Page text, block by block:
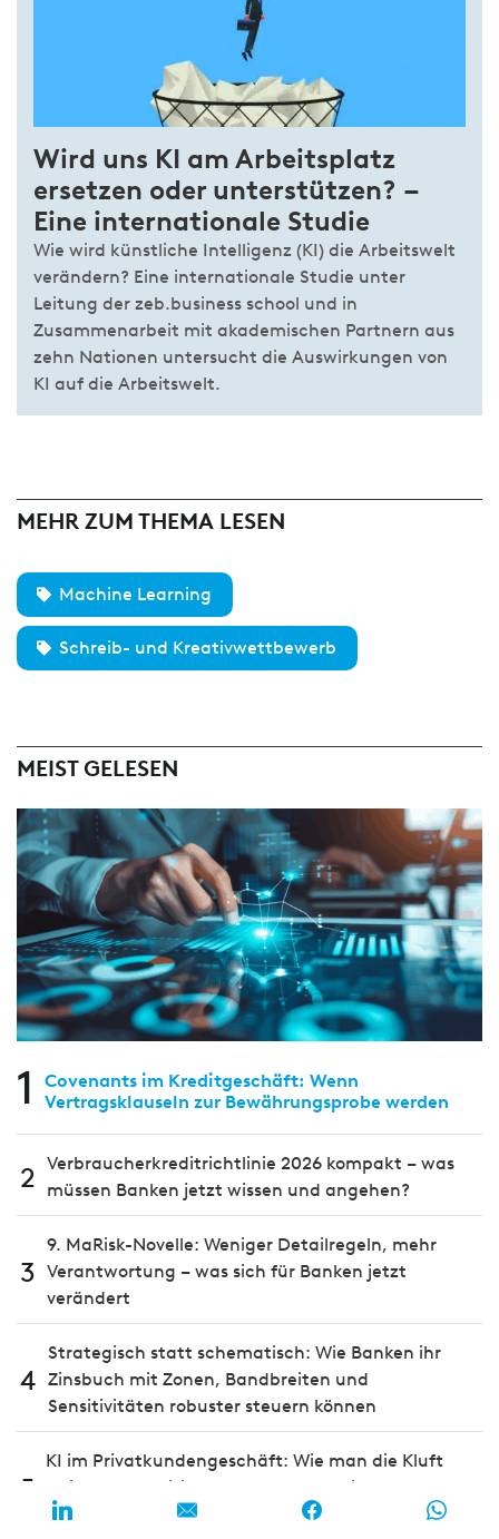
Wird uns KI am Arbeits­platz
ersetzen oder unter­stützen? –
Eine inter­nationale Studie
Wie wird künstliche Intelligenz (KI) die Arbeitswelt
verändern? Eine internationale Studie unter
Leitung der zeb.business school und in
Zusammenarbeit mit akademischen Partnern aus
zehn Nationen untersucht die Auswirkungen von
KI auf die Arbeitswelt.
MEHR ZUM THEMA LESEN
Machine Learning
Schreib- und Kreativwettbewerb
MEIST GELESEN
1
Covenants im Kreditgeschäft: Wenn
Vertragsklauseln zur Bewährungsprobe werden
2 Verbraucherkreditrichtlinie 2026 kompakt – was
müssen Banken jetzt wissen und angehen?
3
9. MaRisk-Novelle: Weniger Detailregeln, mehr
Verantwortung – was sich für Banken jetzt
verändert
4
Strategisch statt schematisch: Wie Banken ihr
Zinsbuch mit Zonen, Bandbreiten und
Sensitivitäten robuster steuern können
5
KI im Privatkundengeschäft: Wie man die Kluft
zwischen Ambition und Umsetzung in der
DACH‑Region schließt